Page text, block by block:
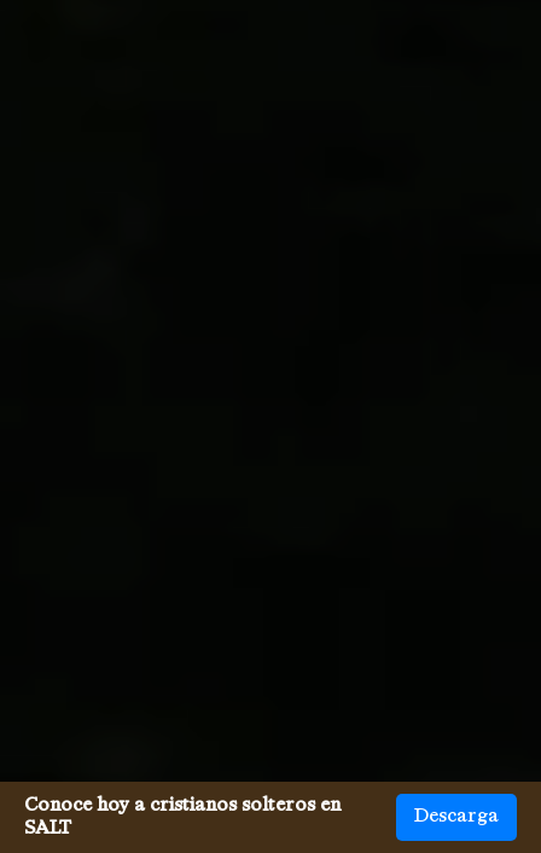
Conoce hoy a cristianos solteros en
SALT
Descarga